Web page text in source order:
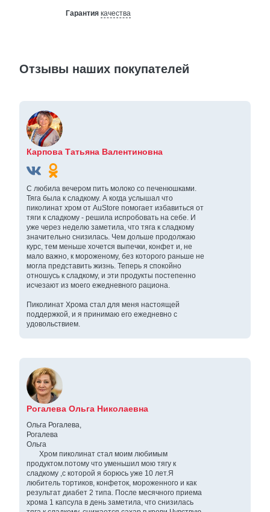
Гарантия качества
Отзывы наших покупателей
Карпова Татьяна Валентиновна
С любила вечером пить молоко со печенюшками.
Тяга была к сладкому. А когда услышал что
пиколинат хром от AuStore помогает избавиться от
тяги к сладкому - решила испробовать на себе. И
уже через неделю заметила, что тяга к сладкому
значительно снизилась. Чем дольше продолжаю
курс, тем меньше хочется выпечки, конфет и, не
мало важно, к мороженому, без которого раньше не
могла представить жизнь. Теперь я спокойно
отношусь к сладкому, и эти продукты постепенно
исчезают из моего ежедневного рациона.
Пиколинат Хрома стал для меня настоящей
поддержкой, и я принимаю его ежедневно с
удовольствием.
Рогалева Ольга Николаевна
Ольга Рогалева,
Рогалева
Ольга
Хром пиколинат стал моим любимым
продуктом.потому что уменьшил мою тягу к
сладкому ,с которой я борюсь уже 10 лет.Я
любитель тортиков, конфеток, мороженного и как
результат диабет 2 типа. После месячного приема
хрома 1 капсула в день заметила, что снизилась